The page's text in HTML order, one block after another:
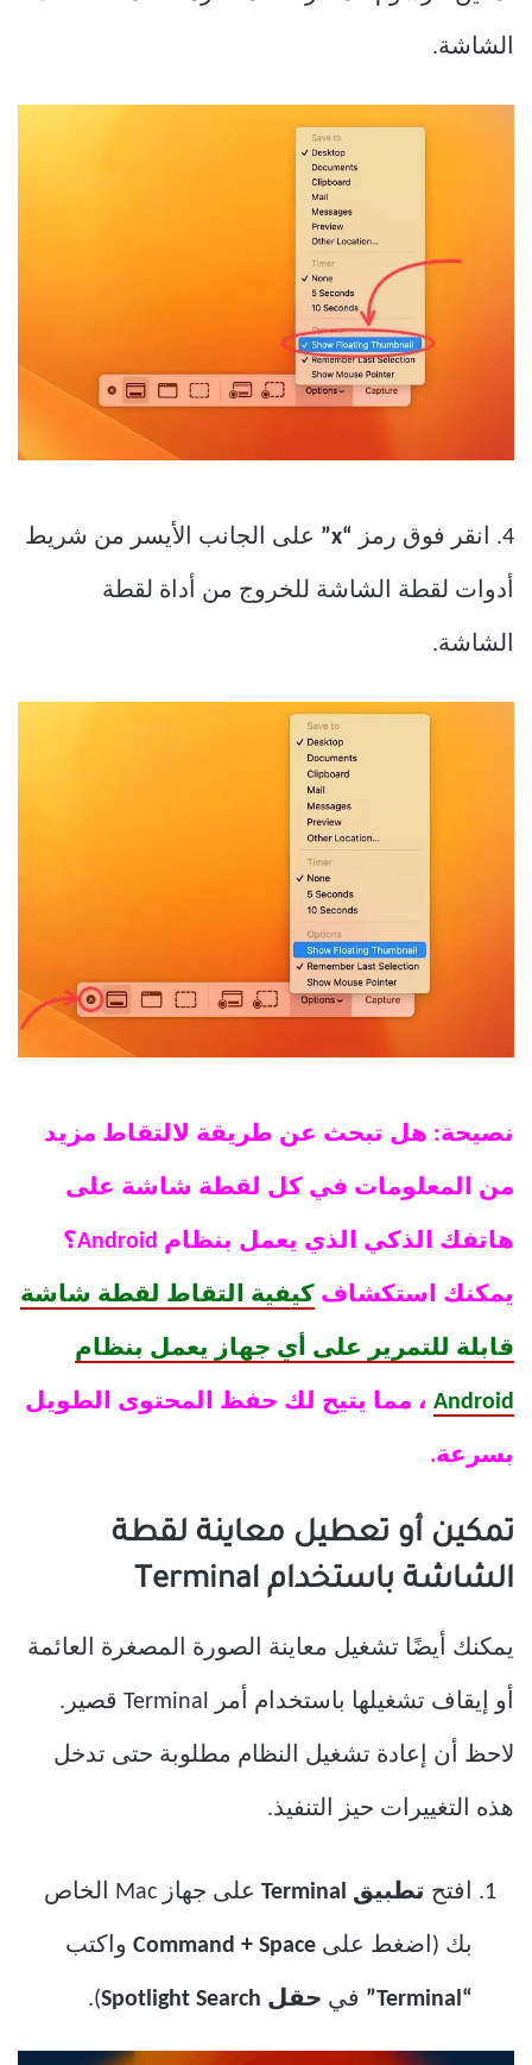
الشاشة.
4. انقر فوق رمز “x” على الجانب الأيسر من شريط
أدوات لقطة الشاشة للخروج من أداة لقطة
الشاشة.
نصيحة: هل تبحث عن طريقة لالتقاط مزيد
من المعلومات في كل لقطة شاشة على
هاتفك الذكي الذي يعمل بنظام Android؟
يمكنك استكشاف كيفية التقاط لقطة شاشة
قابلة للتمرير على أي جهاز يعمل بنظام
Android ، مما يتيح لك حفظ المحتوى الطويل
بسرعة.
تمكين أو تعطيل معاينة لقطة
الشاشة باستخدام Terminal
يمكنك أيضًا تشغيل معاينة الصورة المصغرة العائمة
أو إيقاف تشغيلها باستخدام أمر Terminal قصير.
لاحظ أن إعادة تشغيل النظام مطلوبة حتى تدخل
هذه التغييرات حيز التنفيذ.
افتح تطبيق Terminal على جهاز Mac الخاص
بك (اضغط على واكتب
“Terminal” في حقل Spotlight Search ).